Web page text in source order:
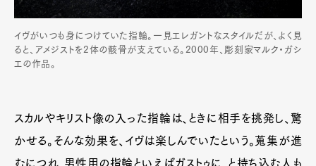
イヴがいつも身につけていた指輪。一見エレガントなスタイルだが、よく見
ると、アメジストを2体の骸骨が支えている。2000年、彫刻家マルク・ガシ
エの作品。
スカルやキリスト像の入った指輪は、ときに相手を挑発し、驚
かせる。そんな効果を、イヴは楽しんでいたという。蒐集が進
むにつれ、男性用の指輪といえばガストゥに、と持ち込む人も